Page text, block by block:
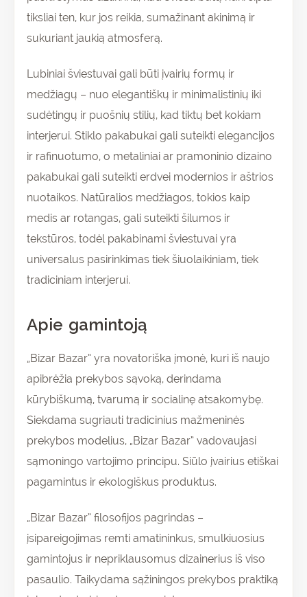
tiksliai ten, kur jos reikia, sumažinant akinimą ir
sukuriant jaukią atmosferą.
Lubiniai šviestuvai gali būti įvairių formų ir
medžiagų – nuo elegantiškų ir minimalistinių iki
sudėtingų ir puošnių stilių, kad tiktų bet kokiam
interjerui. Stiklo pakabukai gali suteikti elegancijos
ir rafinuotumo, o metaliniai ar pramoninio dizaino
pakabukai gali suteikti erdvei modernios ir aštrios
nuotaikos. Natūralios medžiagos, tokios kaip
medis ar rotangas, gali suteikti šilumos ir
tekstūros, todėl pakabinami šviestuvai yra
universalus pasirinkimas tiek šiuolaikiniam, tiek
tradiciniam interjerui.
Apie gamintoją
„Bizar Bazar” yra novatoriška įmonė, kuri iš naujo
apibrėžia prekybos sąvoką, derindama
kūrybiškumą, tvarumą ir socialinę atsakomybę.
Siekdama sugriauti tradicinius mažmeninės
prekybos modelius, „Bizar Bazar” vadovaujasi
sąmoningo vartojimo principu. Siūlo įvairius etiškai
pagamintus ir ekologiškus produktus.
„Bizar Bazar” filosofijos pagrindas –
įsipareigojimas remti amatininkus, smulkiuosius
gamintojus ir nepriklausomus dizainerius iš viso
pasaulio. Taikydama sąžiningos prekybos praktiką